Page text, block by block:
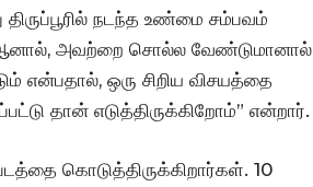
நடந்த உண்மை சம்பவம்
ஆனால், அவற்றை சொல்ல வேண்டுமானால்
என்பதால், ஒரு சிறிய விசயத்தை
தான் எடுத்திருக்கிறோம்” என்றார்.
கொடுத்திருக்கிறார்கள். 10